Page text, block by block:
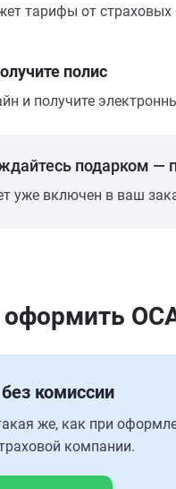
тарифы от
полис
и получите
подарком —
уже включен в ваш
комиссии
же, как при
компании.